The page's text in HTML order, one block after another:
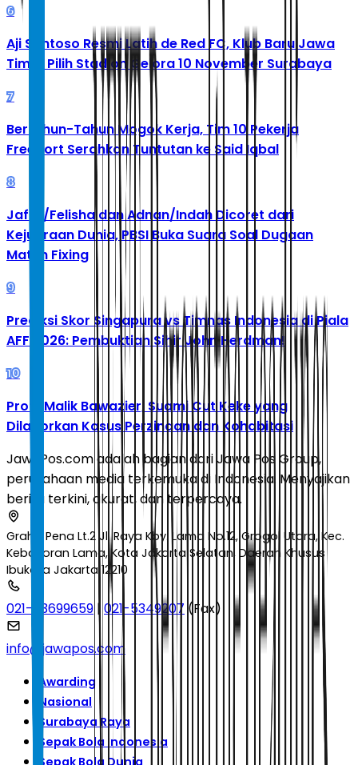
6
Aji Santoso Resmi Latih de Red FC, Klub Baru Jawa
Timur Pilih Stadion Gelora 10 November Surabaya
7
Bertahun-Tahun Mogok Kerja, Tim 10 Pekerja
Freeport Serahkan Tuntutan ke Said Iqbal
8
Jafar/Felisha dan Adnan/Indah Dicoret dari
Kejuaraan Dunia, PBSI Buka Suara Soal Dugaan
Match Fixing
9
Prediksi Skor Singapura vs Timnas Indonesia di Piala
AFF 2026: Pembuktian Sihir John Herdman!
10
Profil Malik Bawazier, Suami Cut Keke yang
Dilaporkan Kasus Perzinaan dan Kohabitasi
JawaPos.com adalah bagian dari Jawa Pos Group,
perusahaan media terkemuka di Indonesia. Menyajikan
berita terkini, akurat, dan terpercaya.
Graha Pena Lt.2 Jl. Raya Kby. Lama No.12, Grogol Utara, Kec.
Kebayoran Lama, Kota Jakarta Selatan, Daerah Khusus
Ibukota Jakarta 12210
021-53699659 | 021-5349207 (Fax)
info@jawapos.com
Awarding
Nasional
Surabaya Raya
Sepak Bola Indonesia
Sepak Bola Dunia